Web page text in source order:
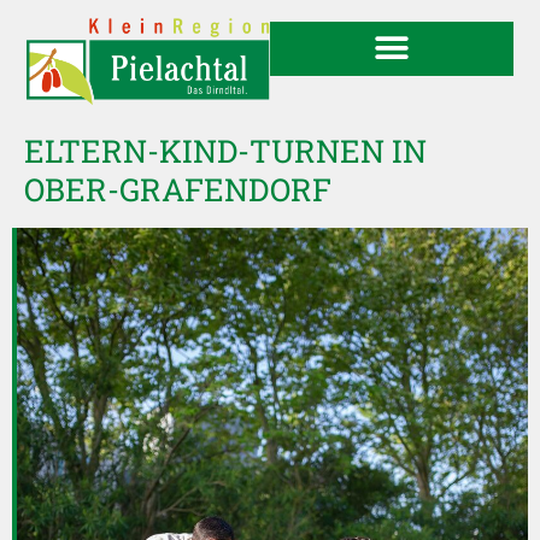
ELTERN-KIND-TURNEN IN
OBER-GRAFENDORF